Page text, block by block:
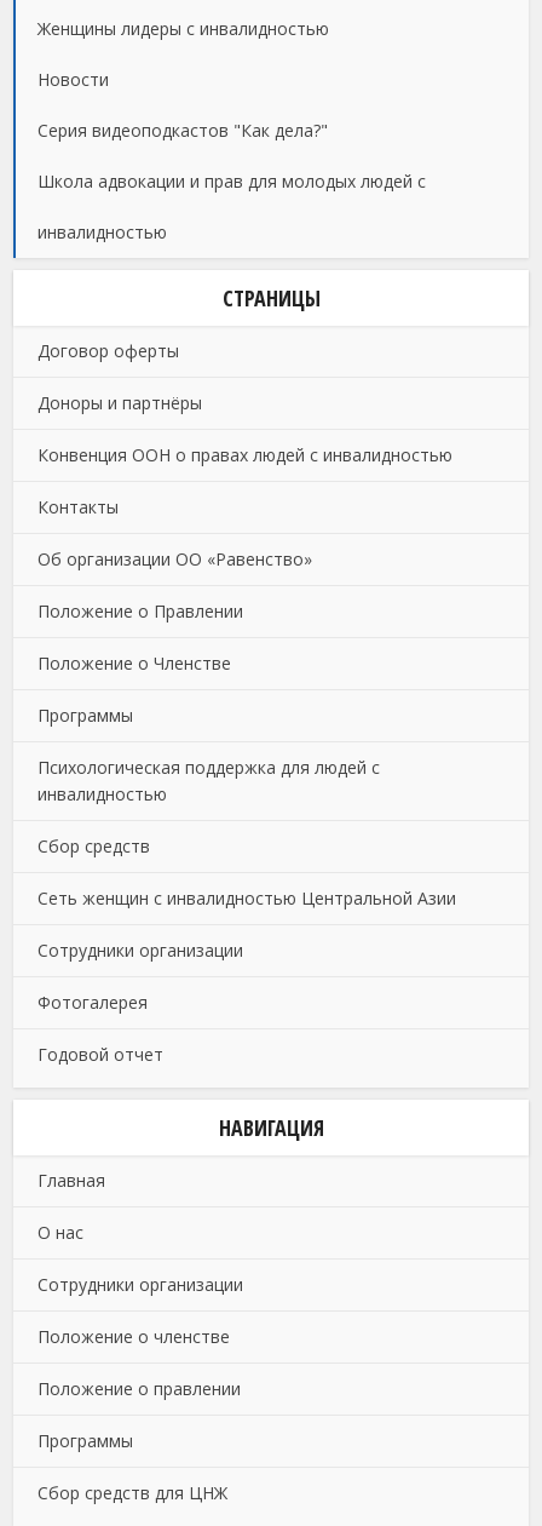
Женщины лидеры с инвалидностью
Новости
Серия видеоподкастов "Как дела?"
Школа адвокации и прав для молодых людей с
инвалидностью
СТРАНИЦЫ
Договор оферты
Доноры и партнёры
Конвенция ООН о правах людей с инвалидностью
Контакты
Об организации ОО «Равенство»
Положение о Правлении
Положение о Членстве
Программы
Психологическая поддержка для людей с
инвалидностью
Сбор средств
Сеть женщин с инвалидностью Центральной Азии
Сотрудники организации
Фотогалерея
Годовой отчет
НАВИГАЦИЯ
Главная
О нас
Сотрудники организации
Положение о членстве
Положение о правлении
Программы
Сбор средств для ЦНЖ